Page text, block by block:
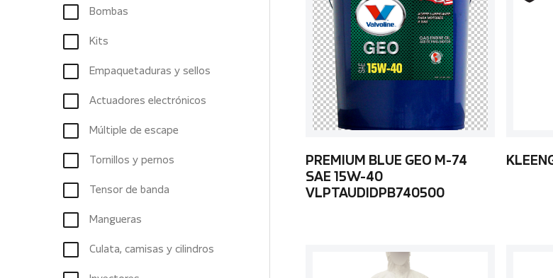
Bombas
Kits
Empaquetaduras y sellos
Actuadores electrónicos
Múltiple de escape
Tornillos y pernos
Tensor de banda
Mangueras
Culata, camisas y cilindros
PREMIUM BLUE GEO M-74
SAE 15W-40
VLPTAUDIDPB740500